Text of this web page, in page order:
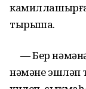
тырыша.
— Бер
нәмәне эшләп